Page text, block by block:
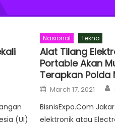
(UI)
Nasional Tekno
Alat Tilang
Portable Akan
Terapkan Polda
Posted
on
March 17, 2021
BisnisExpo.Com
elektronik atau